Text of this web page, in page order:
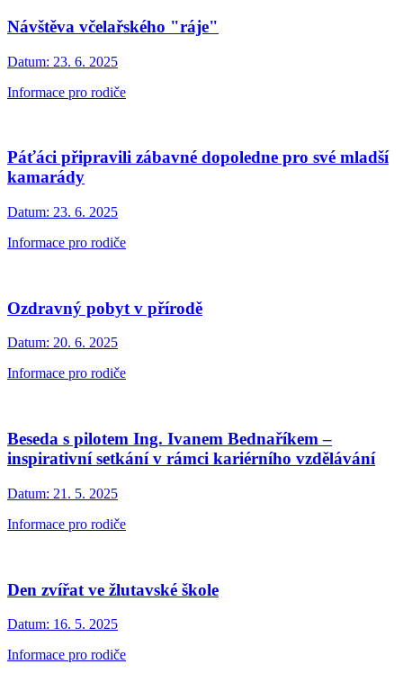
Návštěva včelařského "ráje"
Datum: 23. 6. 2025
Informace pro rodiče
Páťáci připravili zábavné dopoledne pro své mladší
kamarády
Datum: 23. 6. 2025
Informace pro rodiče
Ozdravný pobyt v přírodě
Datum: 20. 6. 2025
Informace pro rodiče
Beseda s pilotem Ing. Ivanem Bednaříkem –
inspirativní setkání v rámci kariérního vzdělávání
Datum: 21. 5. 2025
Informace pro rodiče
Den zvířat ve žlutavské škole
Datum: 16. 5. 2025
Informace pro rodiče